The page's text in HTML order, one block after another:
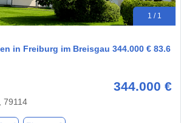
1 / 1
in Freiburg im Breisgau 344.000 € 83.6
344.000 €
79114